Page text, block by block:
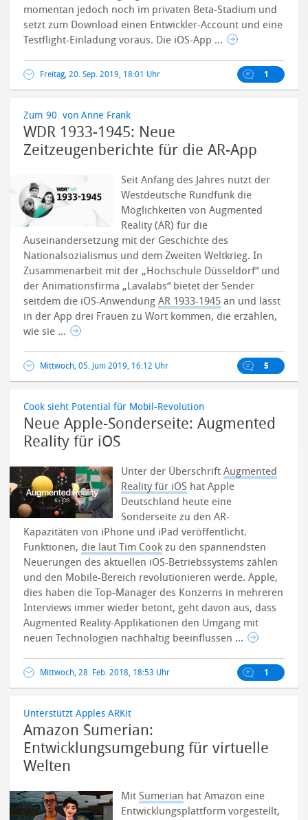
momentan jedoch noch im privaten Beta-Stadium und
setzt zum Download einen Entwickler-Account und eine
Testflight-Einladung voraus. Die iOS-App ...
Freitag, 20. Sep. 2019, 18:01 Uhr 1
Zum 90. von Anne Frank
WDR 1933-1945: Neue
Zeitzeugenberichte für die AR-App
Seit Anfang des Jahres nutzt der
Westdeutsche Rundfunk die
Möglichkeiten von Augmented
Reality (AR) für die
Auseinandersetzung mit der Geschichte des
Nationalsozialismus und dem Zweiten Weltkrieg.In
Zusammenarbeit mit der „Hochschule Düsseldorf“ und
der Animationsfirma „Lavalabs“ bietet der Sender
seitdem die iOS-AnwendungAR 1933-1945 an und lässt
in der App drei Frauen zu Wort kommen, die erzählen,
wie sie ...
Mittwoch, 05. Juni 2019, 16:12 Uhr 5
Cook sieht Potential für Mobil-Revolution
Neue Apple-Sonderseite: Augmented
Reality für iOS
Unter der ÜberschriftAugmented
Reality für iOS hat Apple
Deutschland heute eine
Sonderseite zu den AR-
Kapazitäten von iPhone und iPad veröffentlicht.
Funktionen, die laut Tim Cook zu den spannendsten
Neuerungen des aktuellen iOS-Betriebssystems zählen
und den Mobile-Bereich revolutionieren werde.Apple,
dies haben die Top-Manager des Konzerns in mehreren
Interviews immer wieder betont, geht davon aus, dass
Augmented Reality-Applikationen den Umgang mit
neuen Technologien nachhaltig beeinflussen ...
Mittwoch, 28. Feb. 2018, 18:53 Uhr 1
Unterstützt Apples ARKit
Amazon Sumerian:
Entwicklungsumgebung für virtuelle
Welten
MitSumerian hat Amazon eine
Entwicklungsplattform vorgestellt,